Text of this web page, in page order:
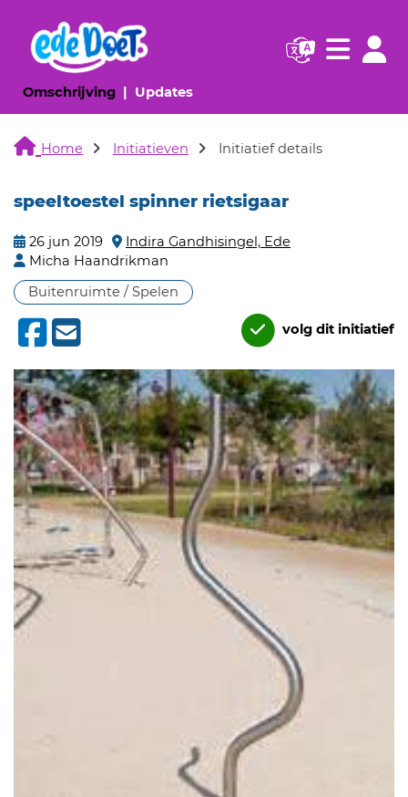
Omschrijving(huidige pagina)
Updates(huidige pagina)
Navigatie
Home Initiatieven Initiatief details
speeltoestel spinner rietsigaar
26 jun 2019
Indira Gandhisingel, Ede
Micha Haandrikman
Buitenruimte / Spelen
volg dit initiatief